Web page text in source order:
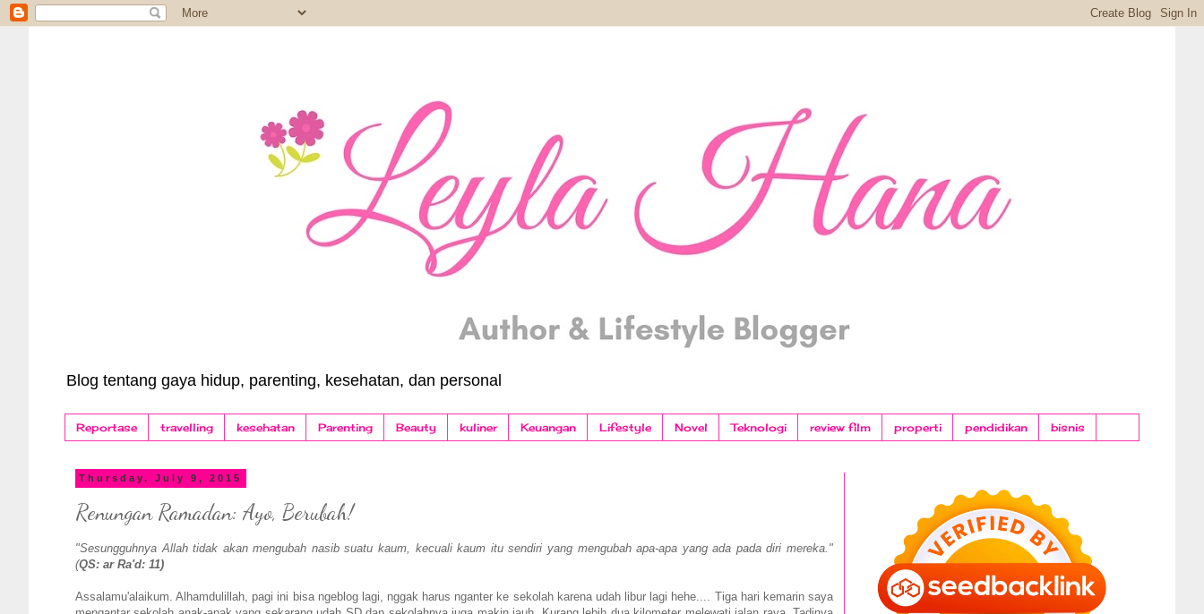
Blog tentang gaya hidup, parenting, kesehatan, dan personal
Reportase travelling kesehatan Parenting Beauty kuliner Keuangan Lifestyle Novel Teknologi review film properti pendidikan bisnis
Thursday, July 9, 2015
Renungan Ramadan: Ayo, Berubah!
"Sesungguhnya Allah tidak akan mengubah nasib suatu kaum, kecuali kaum itu sendiri yang mengubah apa-apa yang ada pada diri mereka."
(QS: ar Ra'd: 11)
Assalamu'alaikum. Alhamdulillah, pagi ini bisa ngeblog lagi, nggak harus nganter ke sekolah karena udah libur lagi hehe.... Tiga hari kemarin saya